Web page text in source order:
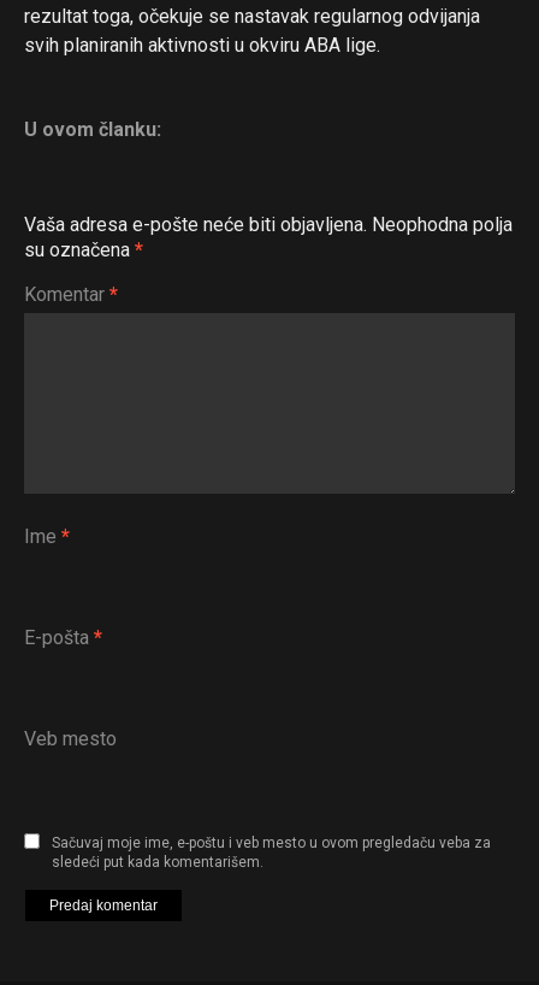
rezultat toga, očekuje se nastavak regularnog odvijanja
svih planiranih aktivnosti u okviru ABA lige.
U ovom članku:
Vaša adresa e-pošte neće biti objavljena. Neophodna polja
su označena *
Komentar *
Ime *
E-pošta *
Veb mesto
Sačuvaj moje ime, e-poštu i veb mesto u ovom pregledaču veba za
sledeći put kada komentarišem.